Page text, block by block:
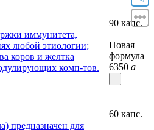
90 капс.
Новая
формула
6350 a
60 капс.